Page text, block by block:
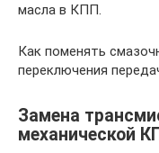
масла в КПП.
Как поменять
переключения
Замена
механической